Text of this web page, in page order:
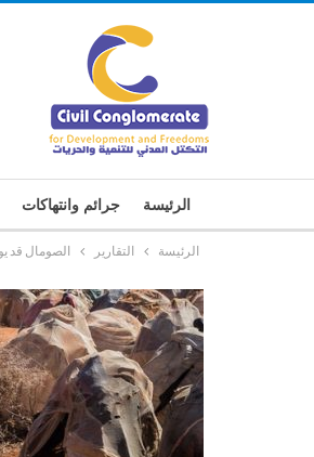
الرئيسة جرائم وانتهاكات
الرئيسة التقارير الصومال قد